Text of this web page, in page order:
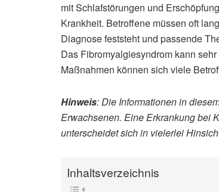
mit Schlafstörungen und
Krankheit. Betroffene müssen oft
Diagnose feststeht und passende
Das Fibromyalgiesyndrom kann
Maßnahmen können sich viele
Hinweis: Die Informationen in
Erwachsenen. Eine Erkrankung bei
unterscheidet sich in vielerlei
Inhaltsverzeichnis